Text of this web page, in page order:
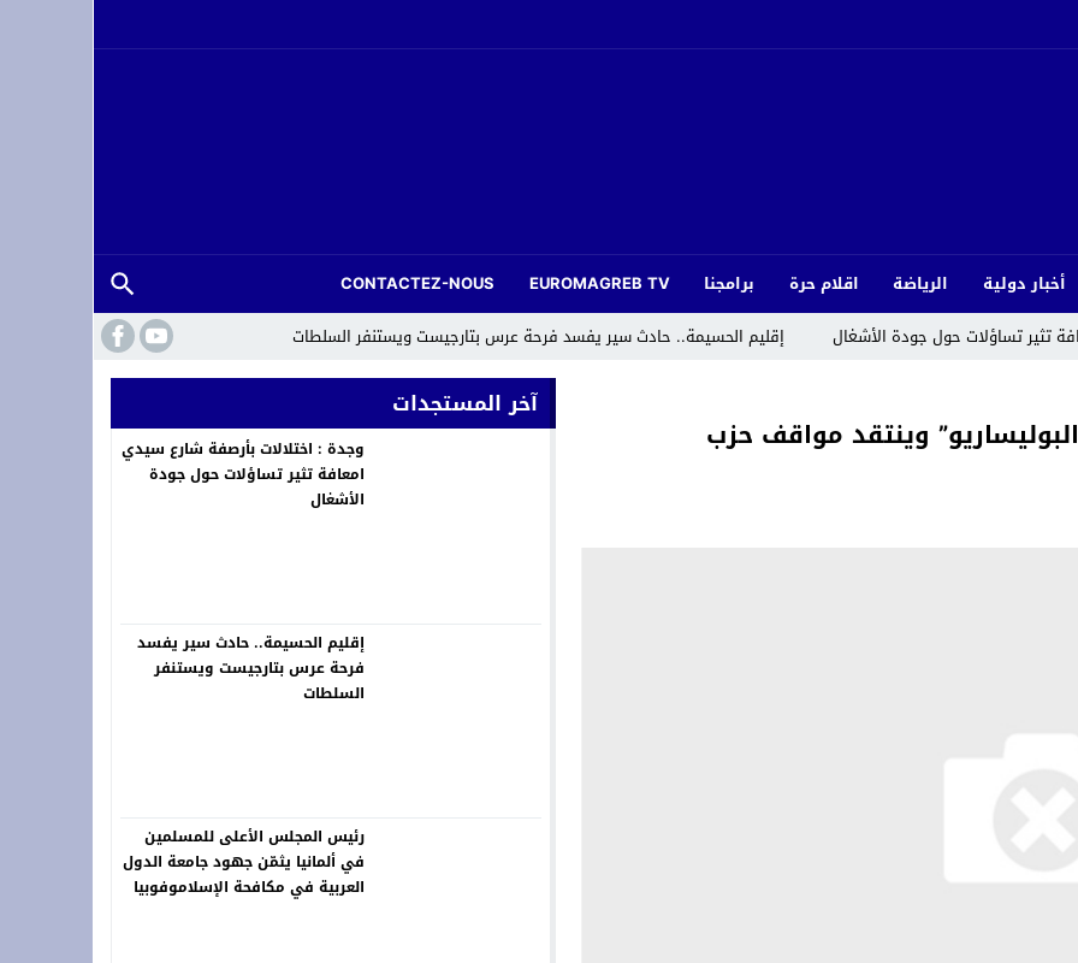
أخبار دولية الرياضة اقلام حرة برامجنا EUROMAGREB TV
CONTACTEZ-NOUS
تثير تساؤلات حول جودة الأشغال
إقليم الحسيمة.. حادث سير يفسد فرحة عرس بتارجيست ويستنفر السلطات
يثمّن جهود جامعة الدول العربية في مكافحة الإسلاموفوبيا
الاجتماعي العالمي في كوتونو ببصمة مغربية
وينتقد مواقف حزب
آخر المستجدات
وجدة : اختلالات بأرصفة شارع سيدي
امعافة تثير تساؤلات حول جودة
الأشغال
إقليم الحسيمة.. حادث سير يفسد
فرحة عرس بتارجيست ويستنفر
السلطات
رئيس المجلس الأعلى للمسلمين
في ألمانيا يثمّن جهود جامعة الدول
العربية في مكافحة الإسلاموفوبيا